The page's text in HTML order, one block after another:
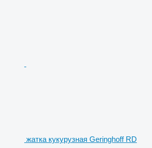
жатка кукурузная Geringhoff RD